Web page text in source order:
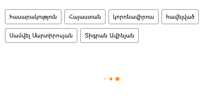
հասարակություն Հայաստան կորոնավիրուս հավելված
Սամվել Մարտիրոսյան Տիգրան Ավինյան